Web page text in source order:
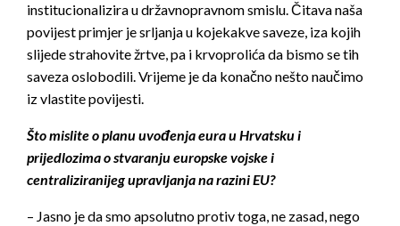
institucionalizira u državnopravnom smislu. Čitava naša
povijest primjer je srljanja u kojekakve saveze, iza kojih
slijede strahovite žrtve, pa i krvoprolića da bismo se tih
saveza oslobodili. Vrijeme je da konačno nešto naučimo
iz vlastite povijesti.
Što mislite o planu uvođenja eura u Hrvatsku i
prijedlozima o stvaranju europske vojske i
centraliziranijeg upravljanja na razini EU?
– Jasno je da smo apsolutno protiv toga, ne zasad, nego